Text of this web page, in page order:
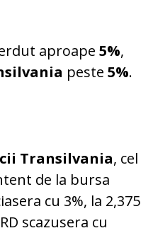
aproape 5%,
peste 5%.
Transilvania, cel
de la bursa
cu 3%, la 2,375
scazusera cu